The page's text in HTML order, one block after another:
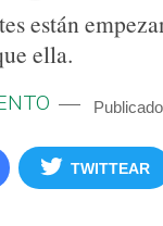
están
ella.
TWITTEAR